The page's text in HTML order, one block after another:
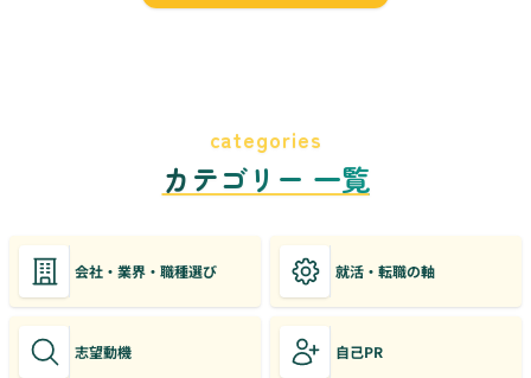
categories
カテゴリー 一覧
会社・業界・職種選び 就活・転職の軸
志望動機 自己PR